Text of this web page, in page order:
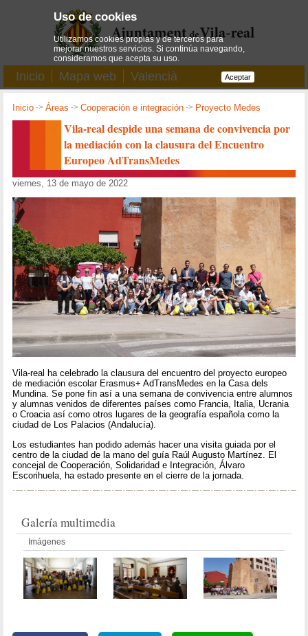
Inicio Mapa web Valencià
Inicio ->Áreas ->Cooperación e integración -> Proyecto Medes
Vila-real despide una semana de convivencia por
la mediación con la clausura del Encuentro
Europeo AdTransMedes
viernes, 13 de mayo de 2022
Vila-real ha celebrado la clausura del encuentro del proyecto europeo
de mediación escolar Erasmus+ AdTransMedes en la Casa dels
Mundina. Se pone fin así a una semana de convivencia entre alumnos
y alumnas venidos de diferentes países como Francia, Italia, Ucrania
o Croacia así como otros lugares de la geografía española como la
ciudad de Los Palacios (Andalucía).
Los estudiantes han podido además hacer una visita guiada por el
centro de la ciudad de la mano del guía Raúl Augusto Martínez. El
concejal de Cooperación, Solidaridad e Integración, Álvaro
Escorihuela, ha estado presente en el cierre de la jornada.
Galería multimedia
Imágenes
Uso de cookies
Utilizamos cookies propias y de terceros para
mejorar nuestros servicios. Si continúa navegando,
consideramos que acepta su uso.
Aceptar